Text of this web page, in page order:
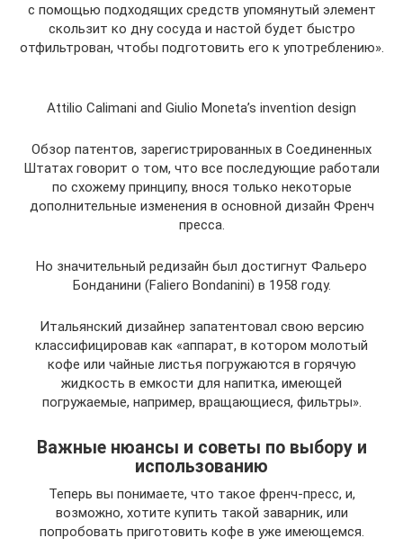
с помощью подходящих средств упомянутый элемент
скользит ко дну сосуда и настой будет быстро
отфильтрован, чтобы подготовить его к употреблению».
Attilio Calimani and Giulio Moneta’s invention design
Обзор патентов, зарегистрированных в Соединенных
Штатах говорит о том, что все последующие работали
по схожему принципу, внося только некоторые
дополнительные изменения в основной дизайн Френч
пресса.
Но значительный редизайн был достигнут Фальеро
Бонданини (Faliero Bondanini) в 1958 году.
Итальянский дизайнер запатентовал свою версию
классифицировав как «аппарат, в котором молотый
кофе или чайные листья погружаются в горячую
жидкость в емкости для напитка, имеющей
погружаемые, например, вращающиеся, фильтры».
Важные нюансы и советы по выбору и
использованию
Теперь вы понимаете, что такое френч-пресс, и,
возможно, хотите купить такой заварник, или
попробовать приготовить кофе в уже имеющемся.